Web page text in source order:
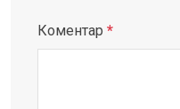
Коментар *